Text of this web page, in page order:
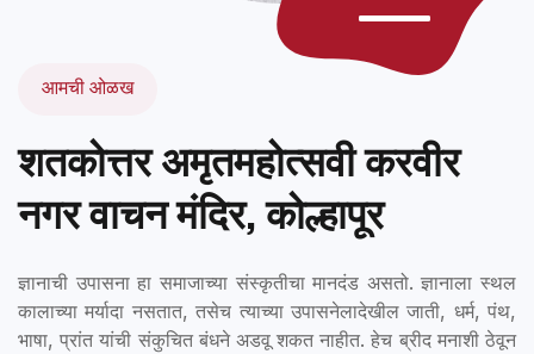
आमची ओळख
शतकोत्तर अमृतमहोत्सवी करवीर
नगर वाचन मंदिर, कोल्हापूर
ज्ञानाची उपासना हा समाजाच्या संस्कृतीचा मानदंड असतो. ज्ञानाला स्थल
कालाच्या मर्यादा नसतात, तसेच त्याच्या उपासनेलादेखील जाती, धर्म, पंथ,
भाषा, प्रांत यांची संकुचित बंधने अडवू शकत नाहीत. हेच ब्रीद मनाशी ठेवून